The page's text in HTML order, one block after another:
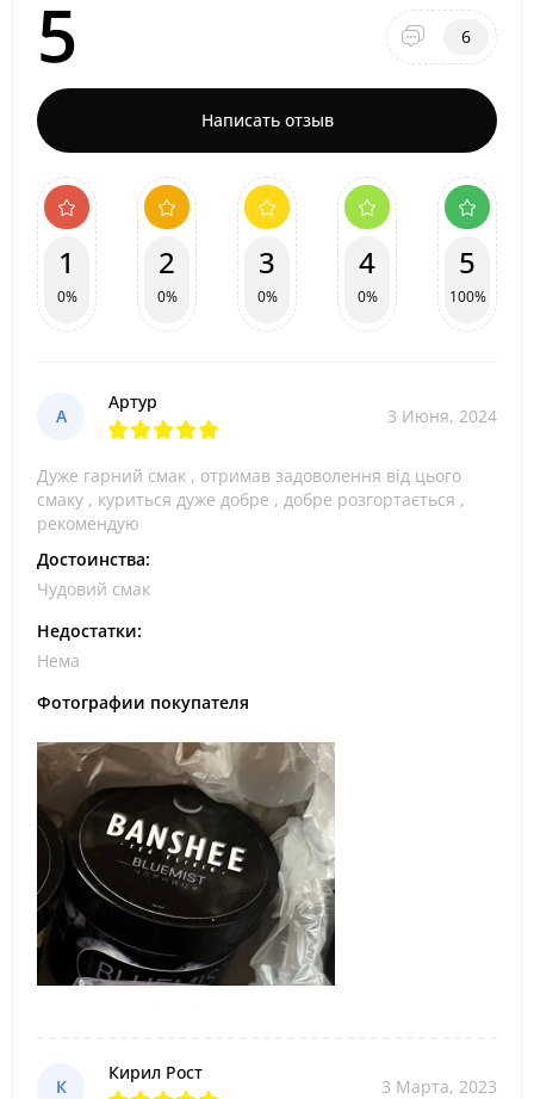
5 6
Написать отзыв
1
0%
2
0%
3
0%
4
0%
5
100%
А
Артур
3 Июня, 2024
Дуже гарний смак , отримав задоволення від цього
смаку , куриться дуже добре , добре розгортається ,
рекомендую
Достоинства:
Чудовий смак
Недостатки:
Нема
Фотографии покупателя
К
Кирил Рост
3 Марта, 2023